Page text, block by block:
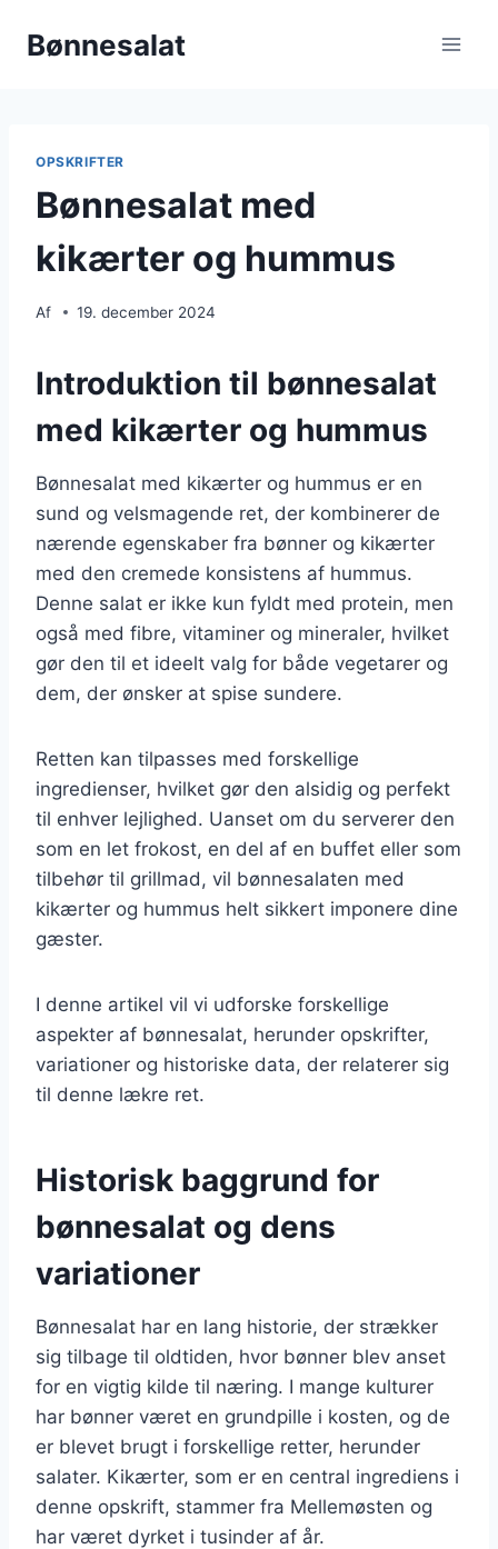
Bønnesalat
OPSKRIFTER
Bønnesalat med
kikærter og hummus
Af 19. december 2024
Introduktion til bønnesalat
med kikærter og hummus
Bønnesalat med kikærter og hummus er en
sund og velsmagende ret, der kombinerer de
nærende egenskaber fra bønner og kikærter
med den cremede konsistens af hummus.
Denne salat er ikke kun fyldt med protein, men
også med fibre, vitaminer og mineraler, hvilket
gør den til et ideelt valg for både vegetarer og
dem, der ønsker at spise sundere.
Retten kan tilpasses med forskellige
ingredienser, hvilket gør den alsidig og perfekt
til enhver lejlighed. Uanset om du serverer den
som en let frokost, en del af en buffet eller som
tilbehør til grillmad, vil bønnesalaten med
kikærter og hummus helt sikkert imponere dine
gæster.
I denne artikel vil vi udforske forskellige
aspekter af bønnesalat, herunder opskrifter,
variationer og historiske data, der relaterer sig
til denne lækre ret.
Historisk baggrund for
bønnesalat og dens
variationer
Bønnesalat har en lang historie, der strækker
sig tilbage til oldtiden, hvor bønner blev anset
for en vigtig kilde til næring. I mange kulturer
har bønner været en grundpille i kosten, og de
er blevet brugt i forskellige retter, herunder
salater. Kikærter, som er en central ingrediens i
denne opskrift, stammer fra Mellemøsten og
har været dyrket i tusinder af år.